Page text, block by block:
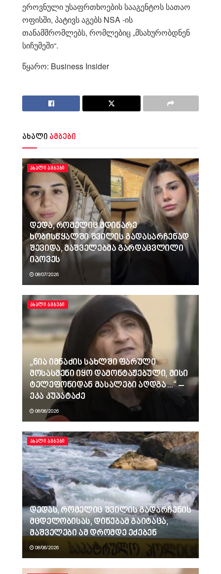
ეროვნული უსაფრთხოების სააგენტოს სათაო
ოფისში, პატივს აგებს NSA -ის
თანამშრომლებს, რომლებიც „მსახურობდნენ
სიჩუმეში“.
წყარო: Business Insider
ახალი ამბები
ᲐᲮᲐᲚᲘ ᲐᲛᲑᲔᲑᲘ
დედა, რომელიც მდინარე
ხობისწყალში შვილის გადასარჩენად
შევიდა, მაშველებმა გარდაცვლილი
იპოვეს
08/07/2026
ᲐᲮᲐᲚᲘ ᲐᲛᲑᲔᲑᲘ
„ნია იმნაძის სახლში ფარული
მოსასმენი იყო დამონტაჟებული, მისი
ტელეფონიდან მასალები აღდგა…“ –
ეკა კუპატაძე
08/06/2026
ᲐᲮᲐᲚᲘ ᲐᲛᲑᲔᲑᲘ
დედას, რომელიც შვილის გადარჩენის
მცდელობისას, დინებამ გაიტაცა,
მაშველები ამ დრომდე ეძებენ
08/06/2026